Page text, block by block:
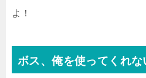
よ！
ボス、俺を使ってくれ